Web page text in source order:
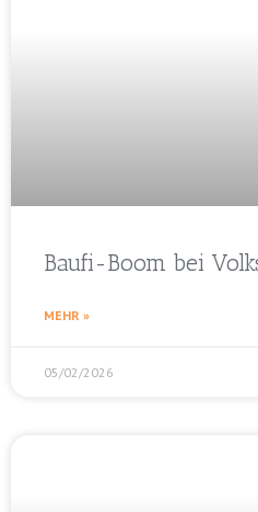
Baufi-Boom bei
MEHR »
05/02/2026